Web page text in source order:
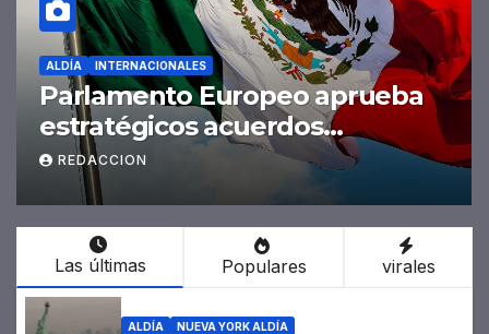
ALDÍA NUEVA YORK ALDÍA
Alerta respiratoria! Calidad del
aire alcanza niveles peligrosos
en NYC
REDACCION
Las últimas Populares virales
ALDÍA NUEVA YORK ALDÍA